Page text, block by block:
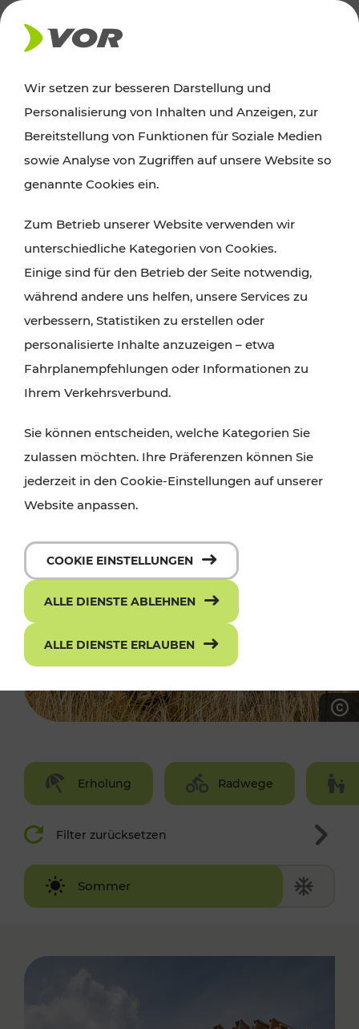
AKTUELLES
Ausflugstipps
Wien, Niederösterreich und das Burgenland
Wanderungen, Kultur und Gastronomie,
Radtouren oder purer Naturgenuss – viele
Attraktionen sind mit den Ticket- und Fahrplan-
Angeboten des VOR gut und schnell erreichbar.
Erholung Radwege
Filter zurücksetzen
Sommer
Winter
Wir setzen zur besseren Darstellung und
Personalisierung von Inhalten und Anzeigen, zur
Bereitstellung von Funktionen für Soziale Medien
sowie Analyse von Zugriffen auf unsere Website so
genannte Cookies ein.
Zum Betrieb unserer Website verwenden wir
unterschiedliche Kategorien von Cookies.
Einige sind für den Betrieb der Seite notwendig,
während andere uns helfen, unsere Services zu
verbessern, Statistiken zu erstellen oder
personalisierte Inhalte anzuzeigen – etwa
Fahrplanempfehlungen oder Informationen zu
Ihrem Verkehrsverbund.
Sie können entscheiden, welche Kategorien Sie
zulassen möchten. Ihre Präferenzen können Sie
jederzeit in den Cookie-Einstellungen auf unserer
Website anpassen.
COOKIE EINSTELLUNGEN
ALLE DIENSTE ABLEHNEN
ALLE DIENSTE ERLAUBEN